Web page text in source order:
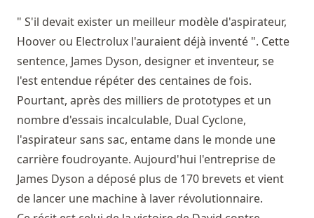
" S'il devait exister un meilleur modèle d'aspirateur,
Hoover ou Electrolux l'auraient déjà inventé ". Cette
sentence, James Dyson, designer et inventeur, se
l'est entendue répéter des centaines de fois.
Pourtant, après des milliers de prototypes et un
nombre d'essais incalculable, Dual Cyclone,
l'aspirateur sans sac, entame dans le monde une
carrière foudroyante. Aujourd'hui l'entreprise de
James Dyson a déposé plus de 170 brevets et vient
de lancer une machine à laver révolutionnaire.